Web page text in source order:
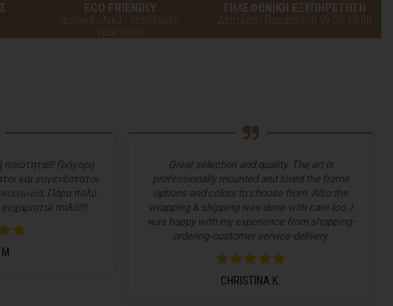
ECO FRIENDLY
φυσικά υλικά - υπεύθυνες
πρακτικές
ΤΗΛΕΦΩΝΙΚΗ ΕΞΥΠΗΡΕΤΗΣΗ
Δευτέρα - Παρασκευή 09:00-18:00
Γρήγορη
και ευγενέστατοι
Πάρα πολύ
ευχαριστώ πολύ!!!!
Great selection and quality. The art is
professionally mounted and loved the frame
options and colors to choose from. Also the
wrapping & shipping was done with care too. I
was happy with my experience from shopping-
ordering-customer service-delivery.
CHRISTINA K.